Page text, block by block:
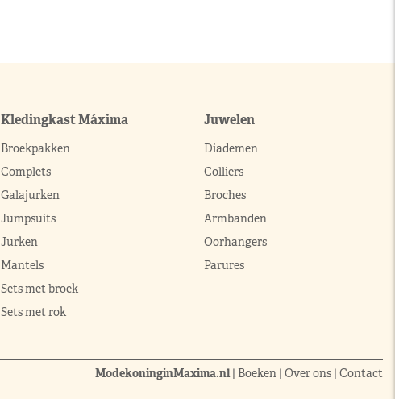
Kledingkast Máxima
Broekpakken
Complets
Galajurken
Jumpsuits
Jurken
Mantels
Sets met broek
Sets met rok
Juwelen
Diademen
Colliers
Broches
Armbanden
Oorhangers
Parures
ModekoninginMaxima.nl| Boeken | Over ons | Contact